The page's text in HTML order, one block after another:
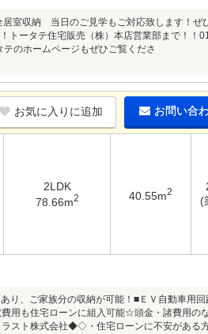
室収納 当日のご見学もご対応致します！ぜ
トータテ住宅販売（株）本店営業部まで！！
のホームページもぜひご覧くださ
お気に入りに追加 お問い合
2LDK
78.66m2 40.55m2
(
り、ご家族分の収納が可能！■ＥＶ自動車用回
用も住宅ローンに組入可能☆頭金・諸費用の
スト株式会社◆◇・住宅ローンに不安がある